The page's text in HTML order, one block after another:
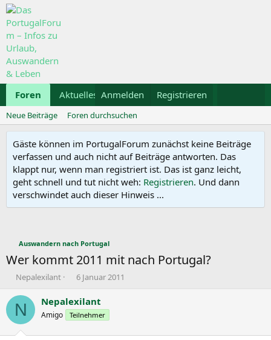
Foren Aktuelles Galerie Kalender
Anmelden Registrieren
Neue Beiträge Foren durchsuchen
Gäste können im PortugalForum zunächst keine Beiträge
verfassen und auch nicht auf Beiträge antworten. Das
klappt nur, wenn man registriert ist. Das ist ganz leicht,
geht schnell und tut nicht weh: Registrieren. Und dann
verschwindet auch dieser Hinweis ...
Auswandern nach Portugal
Wer kommt 2011 mit nach Portugal?
E
s
t
Nepalexilant
E
s
t
e
6 Januar 2011
N Nepalexilant
Amigo Teilnehmer